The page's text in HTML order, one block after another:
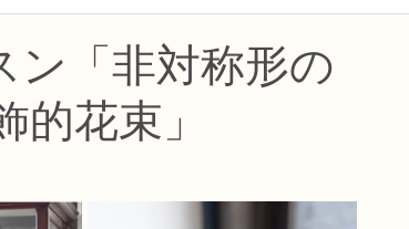
ン フラワー装飾技能士検定2級
シャルフラワーコース
ン「非対称形の
花束」